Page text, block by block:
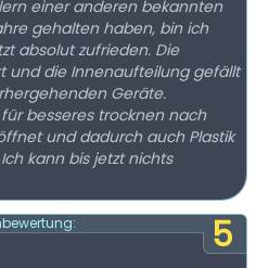
einer anderen bekannten
gehalten haben, bin ich
absolut zufrieden. Die
und die Innenaufteilung gefällt
Geräte.
besseres trocknen nach
und dadurch auch Plastik
kann bis jetzt nichts
5